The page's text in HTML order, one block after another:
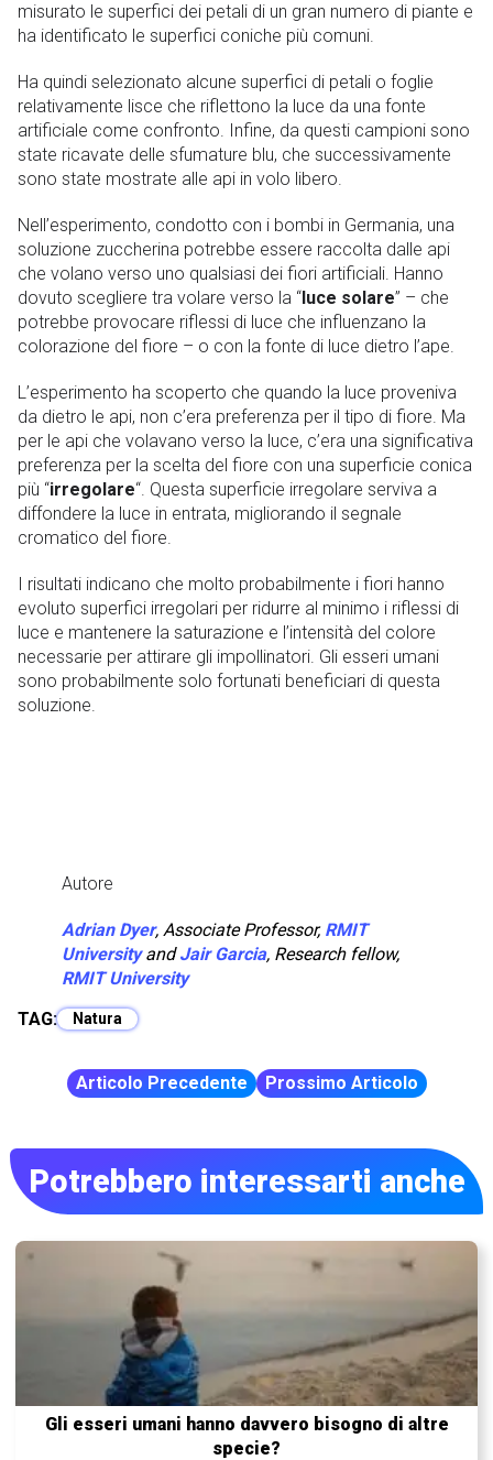
misurato le superfici dei petali di un gran numero di piante e
ha identificato le superfici coniche più comuni.
Ha quindi selezionato alcune superfici di petali o foglie
relativamente lisce che riflettono la luce da una fonte
artificiale come confronto. Infine, da questi campioni sono
state ricavate delle sfumature blu, che successivamente
sono state mostrate alle api in volo libero.
Nell’esperimento, condotto con i bombi in Germania, una
soluzione zuccherina potrebbe essere raccolta dalle api
che volano verso uno qualsiasi dei fiori artificiali. Hanno
dovuto scegliere tra volare verso la “luce solare” – che
potrebbe provocare riflessi di luce che influenzano la
colorazione del fiore – o con la fonte di luce dietro l’ape.
L’esperimento ha scoperto che quando la luce proveniva
da dietro le api, non c’era preferenza per il tipo di fiore. Ma
per le api che volavano verso la luce, c’era una significativa
preferenza per la scelta del fiore con una superficie conica
più “irregolare“. Questa superficie irregolare serviva a
diffondere la luce in entrata, migliorando il segnale
cromatico del fiore.
I risultati indicano che molto probabilmente i fiori hanno
evoluto superfici irregolari per ridurre al minimo i riflessi di
luce e mantenere la saturazione e l’intensità del colore
necessarie per attirare gli impollinatori. Gli esseri umani
sono probabilmente solo fortunati beneficiari di questa
soluzione.
Autore
Adrian Dyer, Associate Professor, RMIT
UniversityandJair Garcia, Research fellow,
RMIT University
TAG:
Natura
Articolo Precedente Prossimo Articolo
Potrebbero interessarti anche
Gli esseri umani hanno davvero bisogno di altre
specie?